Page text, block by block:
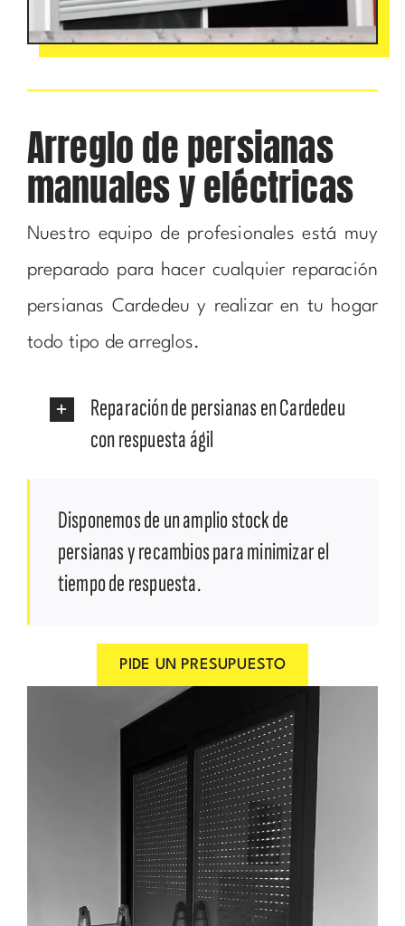
Arreglo de persianas
manuales y eléctricas
Nuestro equipo de profesionales está muy
preparado para hacer cualquier reparación
persianas Cardedeu y realizar en tu hogar
todo tipo de arreglos.
Reparación de persianas en Cardedeu
con respuesta ágil
Disponemos de un amplio stock de
persianas y recambios para minimizar el
tiempo de respuesta.
PIDE UN PRESUPUESTO